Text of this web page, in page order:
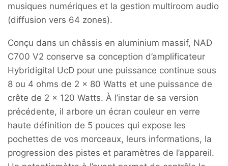
musiques numériques et la gestion multiroom audio
(diffusion vers 64 zones).
Conçu dans un châssis en aluminium massif, NAD
C700 V2 conserve sa conception d’amplificateur
Hybridigital UcD pour une puissance continue sous
8 ou 4 ohms de 2 x 80 Watts et une puissance de
crête de 2 x 120 Watts. À l’instar de sa version
précédente, il arbore un écran couleur en verre
haute définition de 5 pouces qui expose les
pochettes de vos morceaux, leurs informations, la
progression des pistes et paramètres de l’appareil.